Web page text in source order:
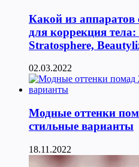
Какой из
для коррекция тела:
Stratosphere,
02.03.2022
Модные оттенки
стильные варианты
18.11.2022